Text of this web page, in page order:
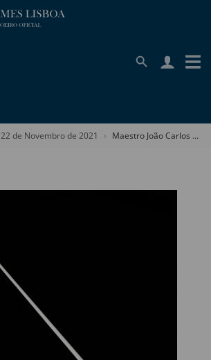
22 de Novembro de 2021 Maestro João Carlos Martins